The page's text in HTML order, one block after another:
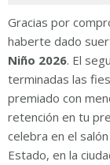
Gracias por
haberte dado
Niño 2026. El
terminadas las
premiado con
retención en tu
celebra en el
Estado, en la